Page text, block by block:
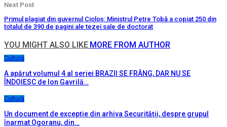
Next Post
Primul plagiat din guvernul Cioloş: Ministrul Petre Tobă a copiat 250 din
totalul de 390 de pagini ale tezei sale de doctorat
YOU MIGHT ALSO LIKE MORE FROM AUTHOR
Cultură
A apărut volumul 4 al seriei BRAZII SE FRÂNG, DAR NU SE
ÎNDOIESC de Ion Gavrilă…
Cultură
Un document de excepție din arhiva Securității, despre grupul
înarmat Ogoranu, din…